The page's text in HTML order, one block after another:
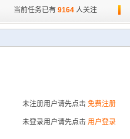
当前任务已有 9164人关注
未注册用户请先点击 免费注册
未登录用户请先点击 用户登录